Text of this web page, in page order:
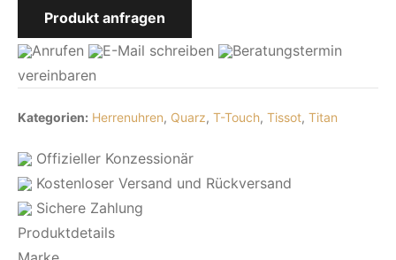
Produkt anfragen
Anrufen
E-Mail schreiben
Beratungstermin
vereinbaren
Kategorien: Herrenuhren, Quarz, T-Touch, Tissot, Titan
Offizieller Konzessionär
Kostenloser Versand und Rückversand
Sichere Zahlung
Produktdetails